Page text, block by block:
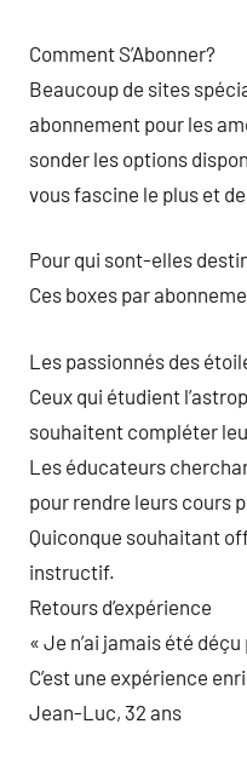
Comment S’Abonner?
Beaucoup de sites
abonnement pour les
sonder les options
vous fascine le plus et de
Pour qui sont-elles
Ces boxes par
Les passionnés des
Ceux qui étudient
souhaitent compléter
Les éducateurs
pour rendre leurs cours
Quiconque souhaitant
instructif.
Retours d’expérience
« Je n’ai jamais été
C’est une expérience
Jean-Luc, 32 ans